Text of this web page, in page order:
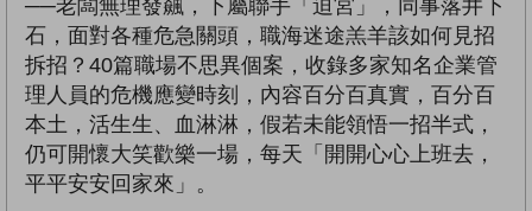
──老闆無理發飆，下屬聯手「迫宮」，同事落井下
石，面對各種危急關頭，職海迷途羔羊該如何見招
拆招？40篇職場不思異個案，收錄多家知名企業管
理人員的危機應變時刻，內容百分百真實，百分百
本土，活生生、血淋淋，假若未能領悟一招半式，
仍可開懷大笑歡樂一場，每天「開開心心上班去，
平平安安回家來」。